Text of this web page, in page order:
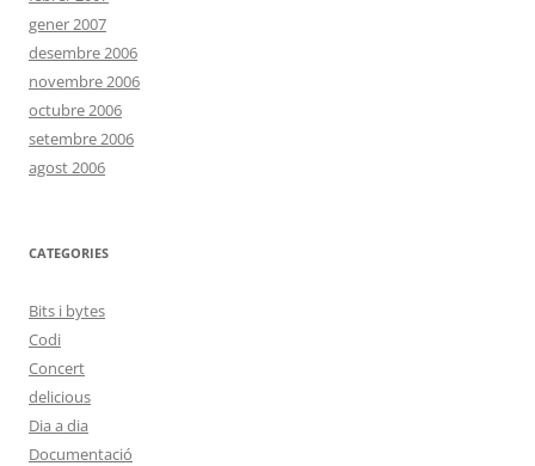
gener 2007
desembre 2006
novembre 2006
octubre 2006
setembre 2006
agost 2006
CATEGORIES
Bits i bytes
Codi
Concert
delicious
Dia a dia
Documentació